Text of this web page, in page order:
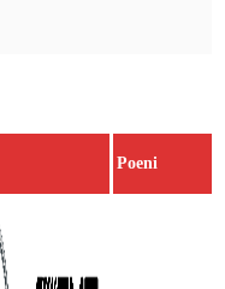
Poeni